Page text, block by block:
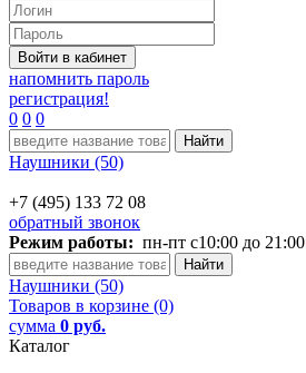
напомнить пароль
регистрация!
0 0 0
Наушники (50)
+7 (495) 133 72 08
обратный звонок
Режим работы: пн-пт с10:00 до 21:00
Наушники (50)
Товаров в корзине (0)
сумма 0 руб.
Каталог